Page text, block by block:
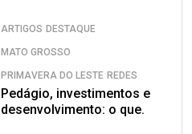
ARTIGOS DESTAQUE
MATO GROSSO
PRIMAVERA DO LESTE REDES
Pedágio, investimentos e
desenvolvimento: o que.